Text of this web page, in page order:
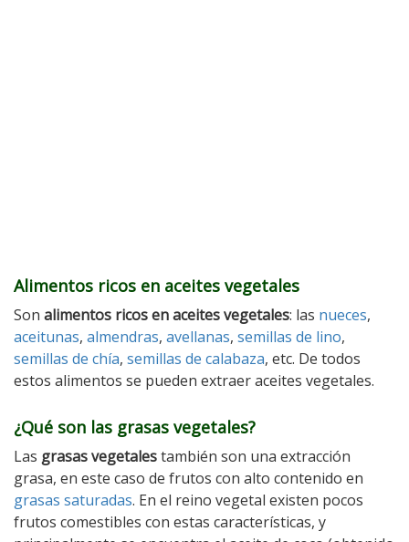
Alimentos ricos en aceites vegetales
Son alimentos ricos en aceites vegetales: las nueces,
aceitunas, almendras, avellanas, semillas de lino,
semillas de chía, semillas de calabaza, etc. De todos
estos alimentos se pueden extraer aceites vegetales.
¿Qué son las grasas vegetales?
Las grasas vegetalestambién son una extracción
grasa, en este caso de frutos con alto contenido en
grasas saturadas. En el reino vegetal existen pocos
frutos comestibles con estas características, y